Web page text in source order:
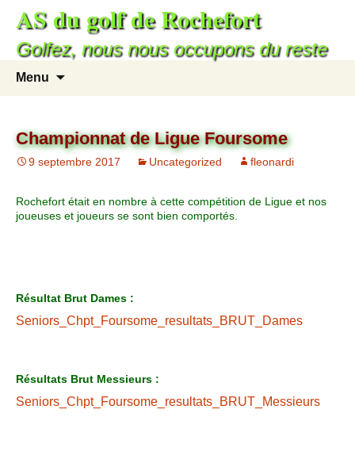
contenu
AS du golf de Rochefort
Golfez, nous nous occupons du reste
Menu
Championnat de Ligue Foursome
9 septembre 2017 Uncategorized fleonardi
Rochefort était en nombre à cette compétition de Ligue et nos
joueuses et joueurs se sont bien comportés.
Résultat Brut Dames :
Seniors_Chpt_Foursome_resultats_BRUT_Dames
Résultats Brut Messieurs :
Seniors_Chpt_Foursome_resultats_BRUT_Messieurs